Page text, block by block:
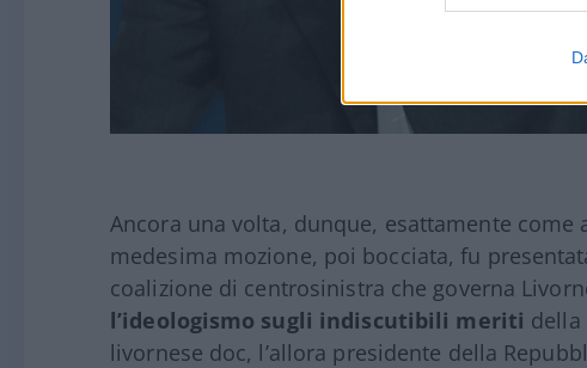
Ancora una volta, dunque, esattamente
medesima mozione, poi bocciata, fu
coalizione di centrosinistra che governa
l’ideologismo sugli indiscutibili meriti
livornese doc, l’allora presidente della